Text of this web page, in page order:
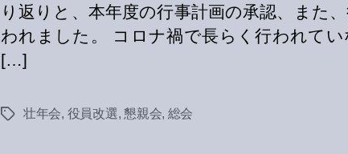
り返りと、本年度の行事計画の承認、また
われました。 コロナ禍で長らく行われて
[…]
Tags壮年会, 役員改選,懇親会, 総会